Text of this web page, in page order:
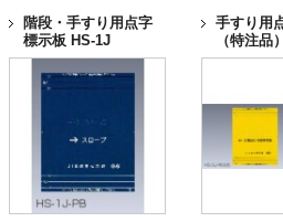
階段・手すり用点字
標示板 HS-1J
手すり用
（特注品